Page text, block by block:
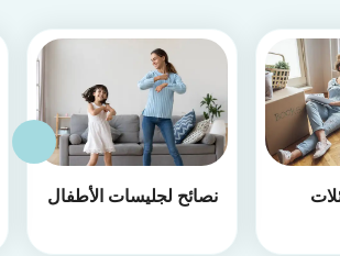
نصائح لجليسات الأطفال